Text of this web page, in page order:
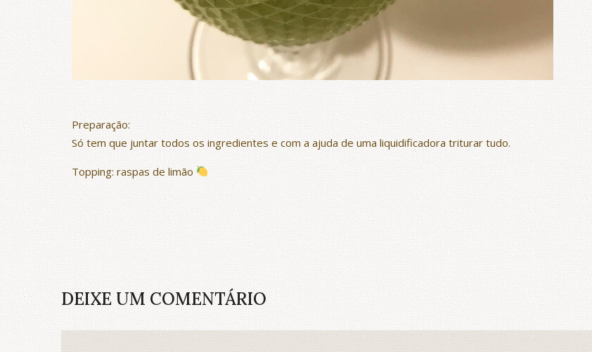
Preparação:
Só tem que juntar todos os ingredientes e com a ajuda de uma liquidificadora triturar tudo.
Topping: raspas de limão
DEIXE UM COMENTÁRIO